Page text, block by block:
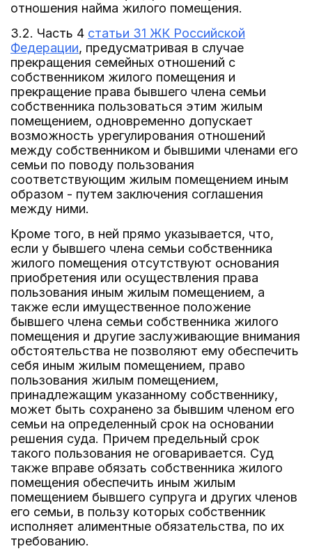
отношения найма жилого помещения.
3.2. Часть 4 статьи 31 ЖК Российской
Федерации, предусматривая в случае
прекращения семейных отношений с
собственником жилого помещения и
прекращение права бывшего члена семьи
собственника пользоваться этим жилым
помещением, одновременно допускает
возможность урегулирования отношений
между собственником и бывшими членами его
семьи по поводу пользования
соответствующим жилым помещением иным
образом - путем заключения соглашения
между ними.
Кроме того, в ней прямо указывается, что,
если у бывшего члена семьи собственника
жилого помещения отсутствуют основания
приобретения или осуществления права
пользования иным жилым помещением, а
также если имущественное положение
бывшего члена семьи собственника жилого
помещения и другие заслуживающие внимания
обстоятельства не позволяют ему обеспечить
себя иным жилым помещением, право
пользования жилым помещением,
принадлежащим указанному собственнику,
может быть сохранено за бывшим членом его
семьи на определенный срок на основании
решения суда. Причем предельный срок
такого пользования не оговаривается. Суд
также вправе обязать собственника жилого
помещения обеспечить иным жилым
помещением бывшего супруга и других членов
его семьи, в пользу которых собственник
исполняет алиментные обязательства, по их
требованию.